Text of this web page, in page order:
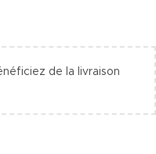
de la livraison